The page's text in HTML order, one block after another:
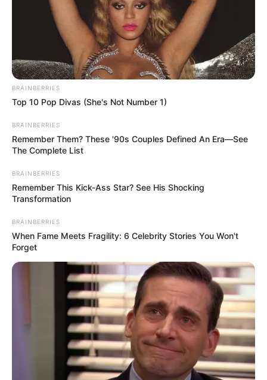
10 Desain Kanopi Tempat
Tidur, Serasa Beristirahat di
Kamar Raja
Tampil Lebih Modern, 7 Potret
Hasil Renovasi Rumah Berusia
90 Tahun
BRAINBERRIES
Top 10 Pop Divas (She's Not Number 1)
BRAINBERRIES
Remember Them? These '90s Couples Defined An Era—See
The Complete List
BRAINBERRIES
Remember This Kick-Ass Star? See His Shocking
Transformation
BRAINBERRIES
When Fame Meets Fragility: 6 Celebrity Stories You Won't
Forget